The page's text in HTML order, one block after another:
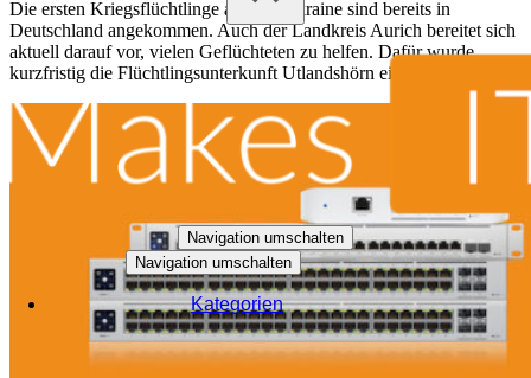
Navigation umschalten
Navigation umschalten
Kategorien
Die ersten Kriegsflüchtlinge aus der Ukraine sind bereits in
Deutschland angekommen. Auch der Landkreis Aurich bereitet sich
aktuell darauf vor, vielen Geflüchteten zu helfen. Dafür wurde
kurzfristig die Flüchtlingsunterkunft Utlandshörn eingerichtet.